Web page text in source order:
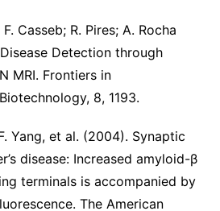
Casseb; R. Pires; A. Rocha
Detection through
MRI. Frontiers in
8, 1193.
Yang, et al. (2004). Synaptic
disease: Increased amyloid-β
terminals is accompanied by
The American